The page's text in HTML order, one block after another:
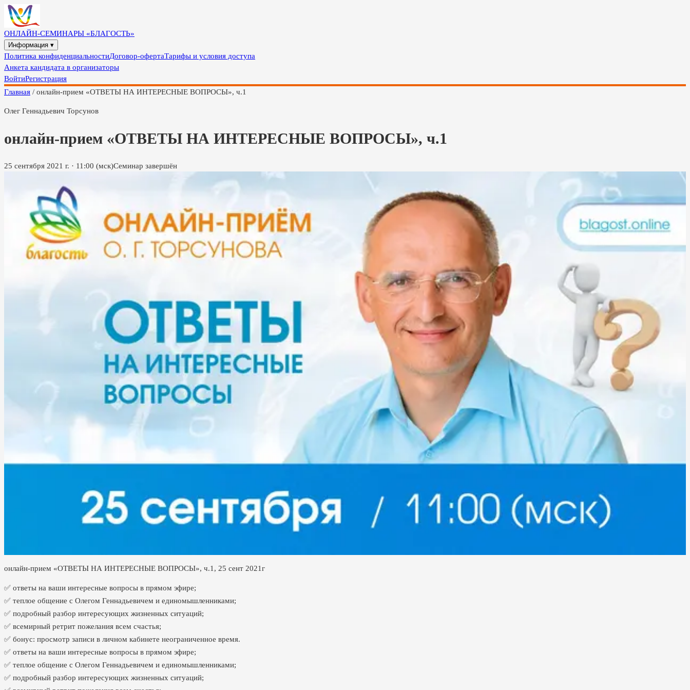
ОНЛАЙН-СЕМИНАРЫ «БЛАГОСТЬ»
Информация ▾
Политика конфиденциальностиДоговор-офертаТарифы и условия доступа
Анкета кандидата в организаторы
ВойтиРегистрация
Главная / онлайн-прием «ОТВЕТЫ НА ИНТЕРЕСНЫЕ ВОПРОСЫ», ч.1
Олег Геннадьевич Торсунов
онлайн-прием «ОТВЕТЫ НА ИНТЕРЕСНЫЕ ВОПРОСЫ», ч.1
25 сентября 2021 г. · 11:00 (мск)Семинар завершён
онлайн-прием «ОТВЕТЫ НА ИНТЕРЕСНЫЕ ВОПРОСЫ», ч.1, 25 сент 2021г
✅ ответы на ваши интересные вопросы в прямом эфире;
✅ теплое общение с Олегом Геннадьевичем и единомышленниками;
✅ подробный разбор интересующих жизненных ситуаций;
✅ всемирный ретрит пожелания всем счастья;
✅ бонус: просмотр записи в личном кабинете неограниченное время.
✅ ответы на ваши интересные вопросы в прямом эфире;
✅ теплое общение с Олегом Геннадьевичем и единомышленниками;
✅ подробный разбор интересующих жизненных ситуаций;